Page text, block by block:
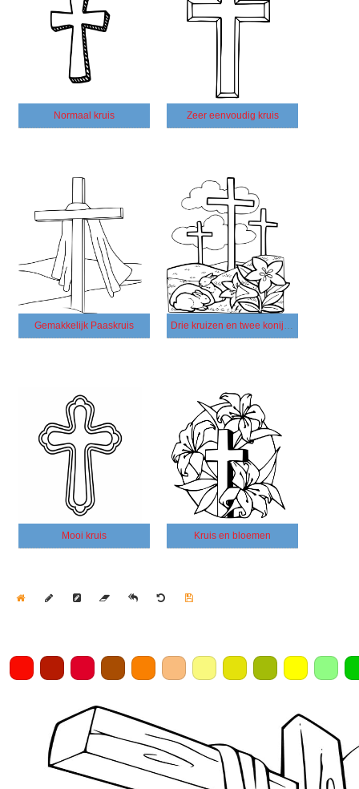
Normaal kruis Zeer eenvoudig kruis
Gemakkelijk Paaskruis Drie kruizen en twee konijnen
Mooi kruis Kruis en bloemen